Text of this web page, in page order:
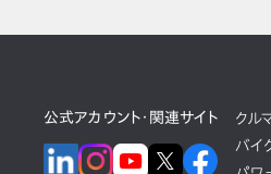
公式アカウント・関連サイト
クル
バイ